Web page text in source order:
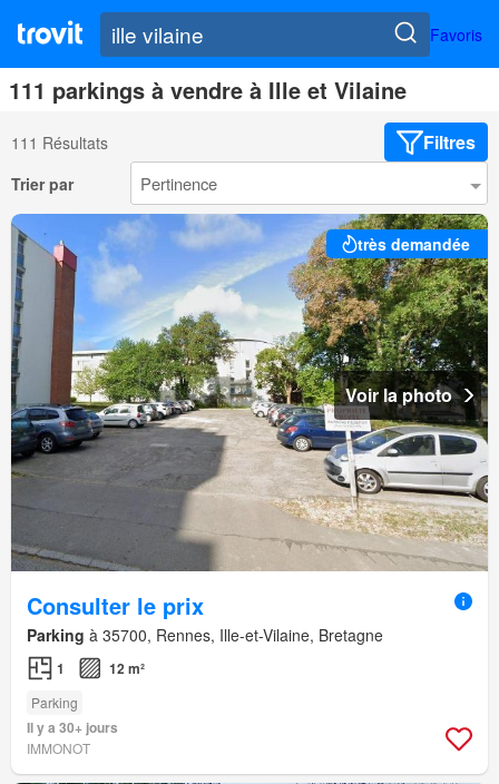
Favoris
111 parkings à vendre à Ille et Vilaine
111 Résultats Filtres
Trier par
très demandée
Voir la photo
Consulter le prix
Parking à 35700, Rennes, Ille-et-Vilaine, Bretagne
1 12 m²
Parking
Il y a 30+ jours
IMMONOT